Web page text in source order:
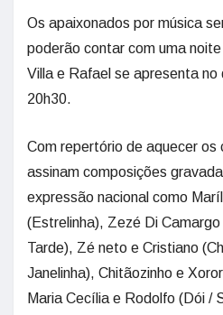
Os apaixonados por música
poderão contar com uma
Villa e Rafael se apresenta
20h30.
Com repertório de aquecer os
assinam composições
expressão nacional como
(Estrelinha), Zezé Di
Tarde), Zé neto e Cristiano
Janelinha), Chitãozinho e
Maria Cecília e Rodolfo (Dói /